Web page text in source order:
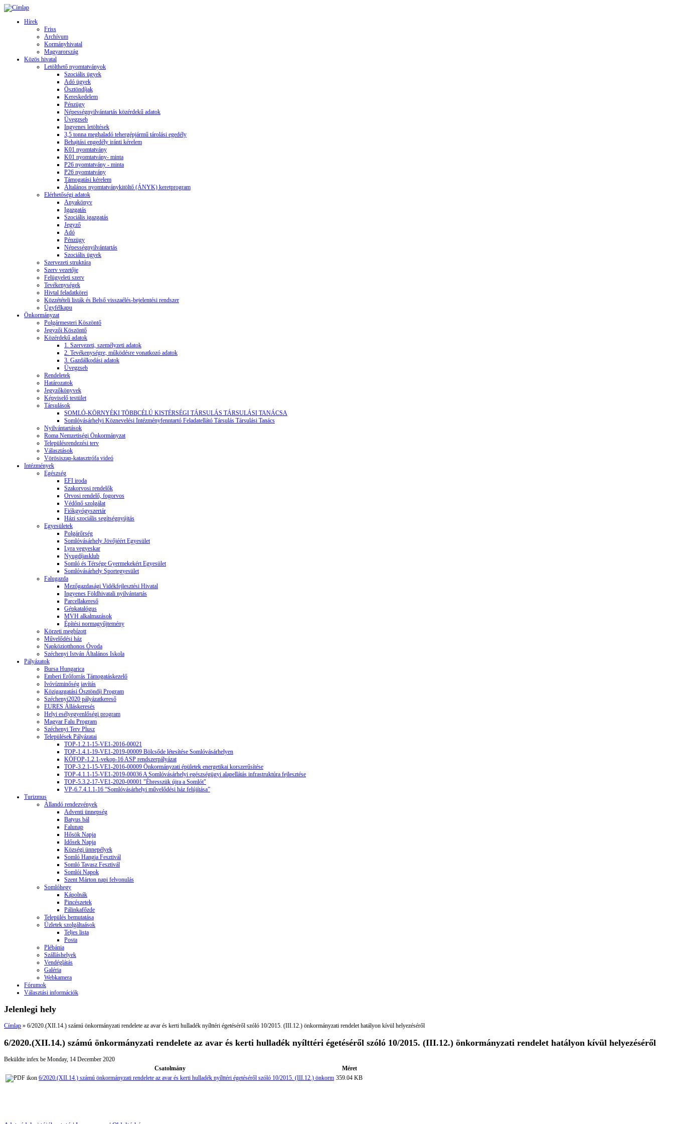
Hírek
Friss
Archívum
Kormányhivatal
Magyarország
Közös hivatal
Letölthető nyomtatványok
Szociális ügyek
Adó ügyek
Ösztöndíjak
Kereskedelem
Pénzügy
Népességnyilvántartás közérdekű adatok
Üvegzseb
Ingyenes letöltések
3,5 tonna meghaladó tehergépjármű tárolási egedély
Behajtási engedély iránti kérelem
K01 nyomtatvány
K01 nyomtatvány- minta
P26 nyomtatvány - minta
P26 nyomtatvány
Támogatási kérelem
Általános nyomtatványkitöltő (ÁNYK) keretprogram
Elérhetőségi adatok
Anyakönyv
Igazgatás
Szociális igazgatás
Jegyző
Adó
Pénzügy
Népességnyilvántartás
Szociális ügyek
Szervezeti struktúra
Szerv vezetője
Felügyeleti szerv
Tevékenységek
Hivtal feladatkörei
Közzétételi listák és Belső visszaélés-bejelentési rendszer
Ügyfélkapu
Önkormányzat
Polgármesteri Köszöntő
Jegyzői Köszöntő
Közérdekű adatok
1. Szervezeti, személyzeti adatok
2. Tevékenységre, működésre vonatkozó adatok
3. Gazdálkodási adatok
Üvegzseb
Rendeletek
Határozatok
Jegyzőkönyvek
Képviselő testület
Társulások
SOMLÓ-KÖRNYÉKI TÖBBCÉLÚ KISTÉRSÉGI TÁRSULÁS TÁRSULÁSI TANÁCSA
Somlóvásárhelyi Köznevelési Intézményfenntartó Feladatellátó Társulás Társulási Tanács
Nyilvántartások
Roma Nemzetiségi Önkormányzat
Településrendezési terv
Választások
Vörösiszap-katasztrófa videó
Intézmények
Egészség
EFI iroda
Szakorvosi rendelők
Orvosi rendelő, fogorvos
Védőnő szolgálat
Fiókgyógyszertár
Házi szociális segítségnyújtás
Egyesületek
Polgárőrség
Somlóvásárhely Jövőjéért Egyesület
Lyra vegyeskar
Nyugdíjasklub
Somló és Térsége Gyermekekért Egyesület
Somlóvásárhely Sportegyesület
Falugazda
Mezőgazdasági Vidékfejlesztési Hivatal
Ingyenes Földhivatali nyilvántartás
Parcellakereső
Gépkatalógus
MVH alkalmazások
Építési normagyűjtemény
Körzeti megbízott
Művelődési ház
Napköziotthonos Óvoda
Széchenyi István Általános Iskola
Pályázatok
Bursa Hungarica
Emberi Erőforrás Támogatáskezelő
Ivóvízminőség javítás
Közigazgatási Ösztöndíj Program
Széchenyi2020 pályázatkereső
EURES Álláskeresés
Helyi esélyegyenlőségi program
Magyar Falu Program
Széchenyi Terv Plusz
Települések Pályázatai
TOP-1.2.1-15-VE1-2016-00021
TOP-1.4.1-19-VE1-2019-00009 Bölcsőde létesítése Somlóvásárhelyen
KÖFOP-1.2.1-vekop-16 ASP rendszerpályázat
TOP-3.2.1-15-VE1-2016-00009 Önkormányzati épületek energetikai korszerűsítése
TOP-4.1.1-15-VE1-2019-00036 A Somlóvásárhelyi egészségügyi alapellátás infrastruktúra fejlesztése
TOP-5.3.2-17-VE1-2020-00001 "Ébresszük újra a Somlót"
VP-6.7.4.1.1-16 “Somlóvásárhelyi művelődési ház felújítása”
Turizmus
Állandó rendezvények
Adventi ünnepség
Batyus bál
Falunap
Hősök Napja
Idősek Napja
Községi ünnepélyek
Somló Hangja Fesztivál
Somló Tavasz Fesztivál
Somlói Napok
Szent Márton napi felvonulás
Somlóhegy
Kápolnák
Pincészetek
Pálinkafőzde
Település bemutatása
Üzletek szolgáltaások
Teljes lista
Posta
Plébánia
Szálláshelyek
Vendéglátás
Galéria
Webkamera
Fórumok
Választási információk
Jelenlegi hely
Címlap » 6/2020.(XII.14.) számú önkormányzati rendelete az avar és kerti hulladék nyílttéri égetéséről szóló 10/2015. (III.12.) önkormányzati rendelet hatályon kívül helyezéséről
6/2020.(XII.14.) számú önkormányzati rendelete az avar és kerti hulladék nyílttéri égetéséről szóló 10/2015. (III.12.) önkormányzati rendelet hatályon kívül helyezéséről
Beküldte infex be Monday, 14 December 2020
Csatolmány
Méret
6/2020.(XII.14.) számú önkormányzati rendelete az avar és kerti hulladék nyílttéri égetéséről szóló 10/2015. (III.12.) önkorm 359.04 KB